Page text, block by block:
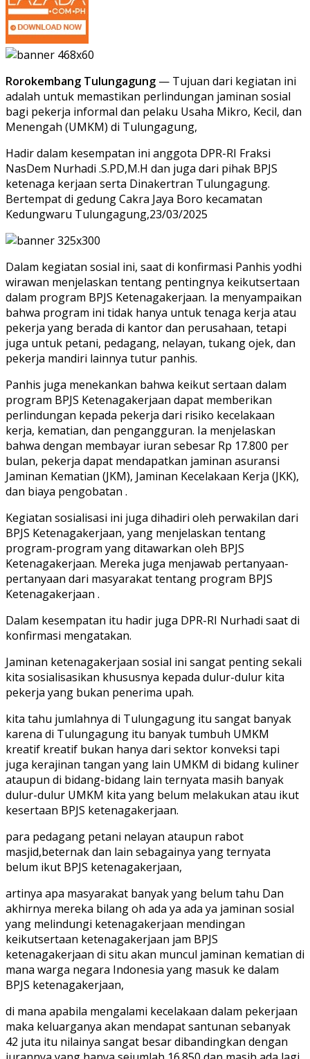
Rorokembang Tulungagung — Tujuan dari kegiatan ini
adalah untuk memastikan perlindungan jaminan sosial
bagi pekerja informal dan pelaku Usaha Mikro, Kecil, dan
Menengah (UMKM) di Tulungagung,
Hadir dalam kesempatan ini anggota DPR-RI Fraksi
NasDem Nurhadi .S.PD,M.H dan juga dari pihak BPJS
ketenaga kerjaan serta Dinakertran Tulungagung.
Bertempat di gedung Cakra Jaya Boro kecamatan
Kedungwaru Tulungagung,23/03/2025
Dalam kegiatan sosial ini, saat di konfirmasi Panhis yodhi
wirawan menjelaskan tentang pentingnya keikutsertaan
dalam program BPJS Ketenagakerjaan. Ia menyampaikan
bahwa program ini tidak hanya untuk tenaga kerja atau
pekerja yang berada di kantor dan perusahaan, tetapi
juga untuk petani, pedagang, nelayan, tukang ojek, dan
pekerja mandiri lainnya tutur panhis.
Panhis juga menekankan bahwa keikut sertaan dalam
program BPJS Ketenagakerjaan dapat memberikan
perlindungan kepada pekerja dari risiko kecelakaan
kerja, kematian, dan pengangguran. Ia menjelaskan
bahwa dengan membayar iuran sebesar Rp 17.800 per
bulan, pekerja dapat mendapatkan jaminan asuransi
Jaminan Kematian (JKM), Jaminan Kecelakaan Kerja (JKK),
dan biaya pengobatan .
Kegiatan sosialisasi ini juga dihadiri oleh perwakilan dari
BPJS Ketenagakerjaan, yang menjelaskan tentang
program-program yang ditawarkan oleh BPJS
Ketenagakerjaan. Mereka juga menjawab pertanyaan-
pertanyaan dari masyarakat tentang program BPJS
Ketenagakerjaan .
Dalam kesempatan itu hadir juga DPR-RI Nurhadi saat di
konfirmasi mengatakan.
Jaminan ketenagakerjaan sosial ini sangat penting sekali
kita sosialisasikan khususnya kepada dulur-dulur kita
pekerja yang bukan penerima upah.
kita tahu jumlahnya di Tulungagung itu sangat banyak
karena di Tulungagung itu banyak tumbuh UMKM
kreatif kreatif bukan hanya dari sektor konveksi tapi
juga kerajinan tangan yang lain UMKM di bidang kuliner
ataupun di bidang-bidang lain ternyata masih banyak
dulur-dulur UMKM kita yang belum melakukan atau ikut
kesertaan BPJS ketenagakerjaan.
para pedagang petani nelayan ataupun rabot
masjid,beternak dan lain sebagainya yang ternyata
belum ikut BPJS ketenagakerjaan,
artinya apa masyarakat banyak yang belum tahu Dan
akhirnya mereka bilang oh ada ya ada ya jaminan sosial
yang melindungi ketenagakerjaan mendingan
keikutsertaan ketenagakerjaan jam BPJS
ketenagakerjaan di situ akan muncul jaminan kematian di
mana warga negara Indonesia yang masuk ke dalam
BPJS ketenagakerjaan,
di mana apabila mengalami kecelakaan dalam pekerjaan
maka keluarganya akan mendapat santunan sebanyak
42 juta itu nilainya sangat besar dibandingkan dengan